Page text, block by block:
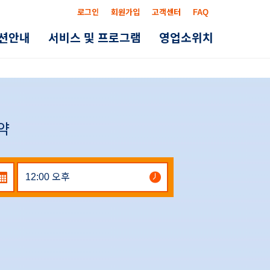
로그인 회원가입 고객센터 FAQ
안내 서비스 및 프로그램 영업소위치